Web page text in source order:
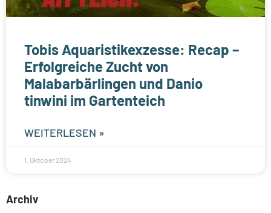
Tobis Aquaristikexzesse: Recap –
Erfolgreiche Zucht von
Malabarbärlingen und Danio
tinwini im Gartenteich
WEITERLESEN »
1. Oktober 2024
Archiv